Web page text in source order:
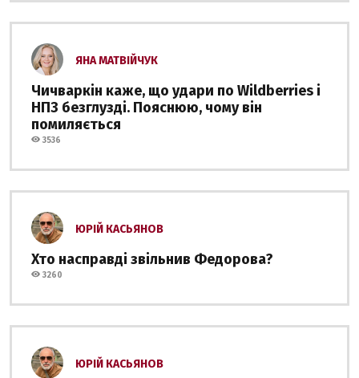
ЯНА МАТВІЙЧУК
Чичваркін каже, що удари по Wildberries і
НПЗ безглузді. Пояснюю, чому він
помиляється
3536
ЮРІЙ КАСЬЯНОВ
Хто насправді звільнив Федорова?
3260
ЮРІЙ КАСЬЯНОВ